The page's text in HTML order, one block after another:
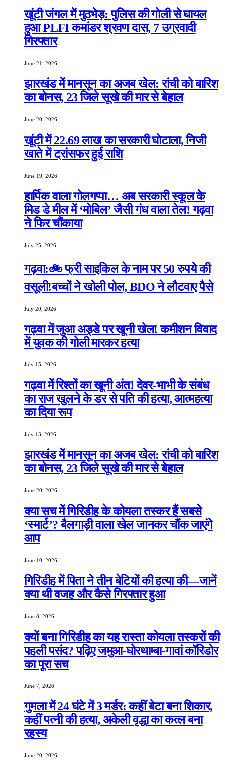
खूंटी जंगल में मुठभेड़: पुलिस की गोली से घायल
हुआ PLFI कमांडर श्रवण दास, 7 उग्रवादी
गिरफ्तार
June 21, 2026
झारखंड में मानसून का अजब खेल: रांची को बारिश
का बोनस, 23 जिले सूखे की मार से बेहाल
June 20, 2026
खूंटी में 22.69 लाख का सरकारी घोटाला, निजी
खाते में ट्रांसफर हुई राशि
June 19, 2026
हार्पिक वाला गोलगप्पा… अब सरकारी स्कूल के
मिड डे मील में ‘मोबिल’ जैसी गंध वाला तेल! गढ़वा
ने फिर चौंकाया
July 25, 2026
गढ़वा:🚲 फ्री साइकिल के नाम पर 50 रुपये की
वसूली!बच्चों ने खोली पोल, BDO ने लौटवाए पैसे
July 20, 2026
गढ़वा में जुआ अड्डे पर खूनी खेल! कमीशन विवाद
में युवक की गोली मारकर हत्या
July 15, 2026
गढ़वा में रिश्तों का खूनी अंत! देवर-भाभी के संबंध
का राज खुलने के डर से पति की हत्या, आत्महत्या
का दिया रूप
July 13, 2026
झारखंड में मानसून का अजब खेल: रांची को बारिश
का बोनस, 23 जिले सूखे की मार से बेहाल
June 20, 2026
क्या सच में गिरिडीह के कोयला तस्कर हैं सबसे
‘स्मार्ट’? बैलगाड़ी वाला खेल जानकर चौंक जाएंगे
आप
June 10, 2026
गिरिडीह में पिता ने तीन बेटियों की हत्या की—जानें
क्या थी वजह और कैसे गिरफ्तार हुआ
June 8, 2026
क्यों बना गिरिडीह का यह रास्ता कोयला तस्करों की
पहली पसंद? पढ़िए जमुआ-घोरथाम्बा-गावां कॉरिडोर
का पूरा सच
June 7, 2026
गुमला में 24 घंटे में 3 मर्डर: कहीं बेटा बना शिकार,
कहीं पत्नी की हत्या, अकेली वृद्धा का कत्ल बना
रहस्य
June 20, 2026